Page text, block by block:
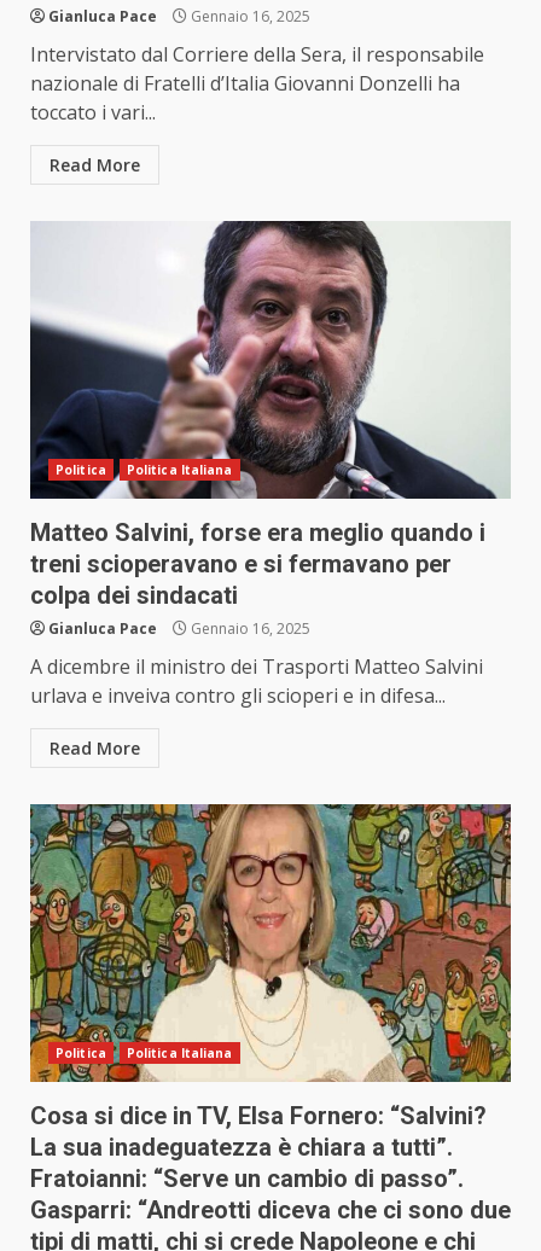
Gianluca Pace Gennaio 16, 2025
Intervistato dal Corriere della Sera, il responsabile
nazionale di Fratelli d’Italia Giovanni Donzelli ha
toccato i vari...
Read More
Politica Politica Italiana
Matteo Salvini, forse era meglio quando i
treni scioperavano e si fermavano per
colpa dei sindacati
Gianluca Pace Gennaio 16, 2025
A dicembre il ministro dei Trasporti Matteo Salvini
urlava e inveiva contro gli scioperi e in difesa...
Read More
Politica Politica Italiana
Cosa si dice in TV, Elsa Fornero: “Salvini?
La sua inadeguatezza è chiara a tutti”.
Fratoianni: “Serve un cambio di passo”.
Gasparri: “Andreotti diceva che ci sono due
tipi di matti, chi si crede Napoleone e chi